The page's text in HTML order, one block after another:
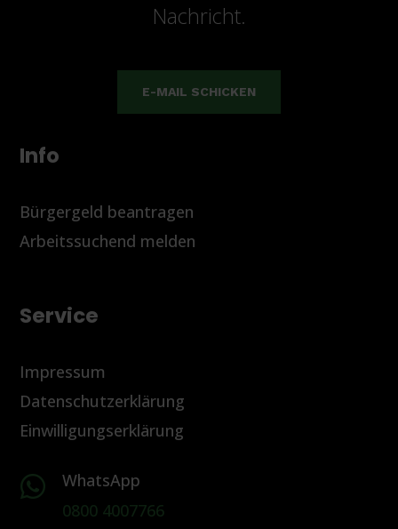
Nachricht.
E-MAIL SCHICKEN
Info
Bürgergeld beantragen
Arbeitssuchend melden
Service
Impressum
Datenschutzerklärung
Einwilligungserklärung

WhatsApp
0800 4007766